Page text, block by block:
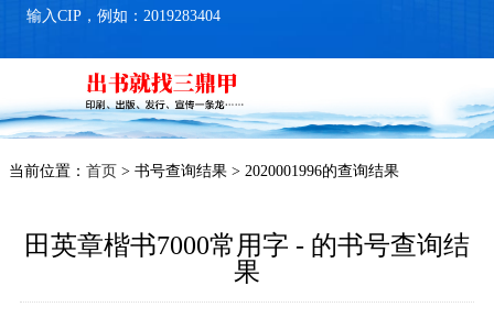
输入CIP，例如：2019283404
当前位置： 首页 > 书号查询结果 > 2020001996的查询结果
田英章楷书7000常用字 - 的书号查询结
果